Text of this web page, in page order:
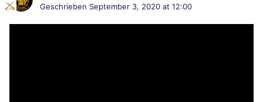
Geschrieben September 3, 2020 at 12:00